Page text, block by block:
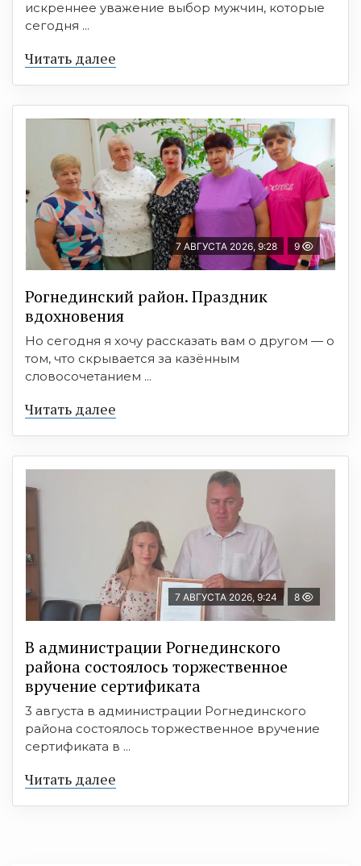
искреннее уважение выбор мужчин, которые
сегодня ...
Читать далее
7 АВГУСТА 2026, 9:28 9
Рогнединский район. Праздник
вдохновения
Но сегодня я хочу рассказать вам о другом — о
том, что скрывается за казённым
словосочетанием ...
Читать далее
7 АВГУСТА 2026, 9:24 8
В администрации Рогнединского
района состоялось торжественное
вручение сертификата
3 августа в администрации Рогнединского
района состоялось торжественное вручение
сертификата в ...
Читать далее